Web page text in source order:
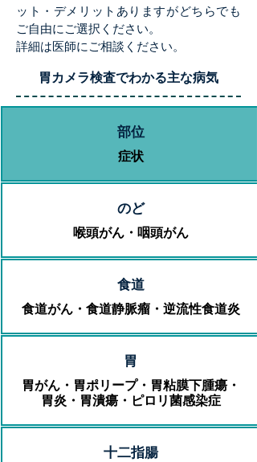
ット・デメリットありますがどちらでも
ご自由にご選択ください。
​詳細は医師にご相談ください。
​胃カメラ検査でわかる主な病気
​部位
​症状
​のど
​喉頭がん・咽頭がん
​食道
​食道がん・食道静脈瘤・逆流性食道炎
​胃
​胃がん・胃ポリープ・胃粘膜下腫瘍・
胃炎・胃潰瘍・ピロリ菌感染症
​十二指腸